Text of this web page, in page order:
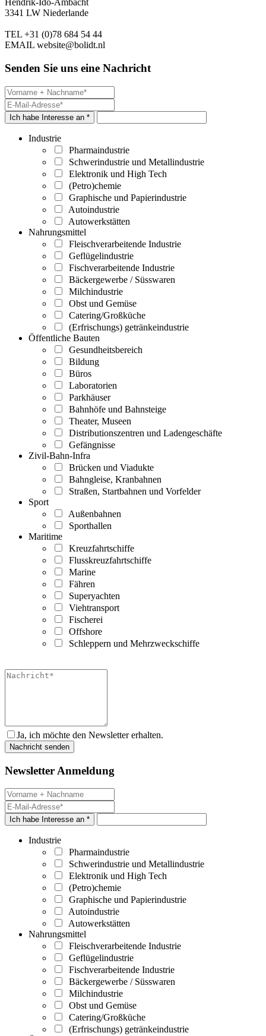
Hendrik-Ido-Ambacht
3341 LW Niederlande
TEL +31 (0)78 684 54 44
EMAIL website@bolidt.nl
Senden Sie uns eine Nachricht
Ich habe Interesse an *
Industrie
Pharmaindustrie
Schwerindustrie und Metallindustrie
Elektronik und High Tech
(Petro)chemie
Graphische und Papierindustrie
Autoindustrie
Autowerkstätten
Nahrungsmittel
Fleischverarbeitende Industrie
Geflügelindustrie
Fischverarbeitende Industrie
Bäckergewerbe / Süsswaren
Milchindustrie
Obst und Gemüse
Catering/Großküche
(Erfrischungs) getränkeindustrie
Öffentliche Bauten
Gesundheitsbereich
Bildung
Büros
Laboratorien
Parkhäuser
Bahnhöfe und Bahnsteige
Theater, Museen
Distributionszentren und Ladengeschäfte
Gefängnisse
Zivil-Bahn-Infra
Brücken und Viadukte
Bahngleise, Kranbahnen
Straßen, Startbahnen und Vorfelder
Sport
Außenbahnen
Sporthallen
Maritime
Kreuzfahrtschiffe
Flusskreuzfahrtschiffe
Marine
Fähren
Superyachten
Viehtransport
Fischerei
Offshore
Schleppern und Mehrzweckschiffe
Ja, ich möchte den Newsletter erhalten.
Newsletter Anmeldung
Ich habe Interesse an *
Industrie
Pharmaindustrie
Schwerindustrie und Metallindustrie
Elektronik und High Tech
(Petro)chemie
Graphische und Papierindustrie
Autoindustrie
Autowerkstätten
Nahrungsmittel
Fleischverarbeitende Industrie
Geflügelindustrie
Fischverarbeitende Industrie
Bäckergewerbe / Süsswaren
Milchindustrie
Obst und Gemüse
Catering/Großküche
(Erfrischungs) getränkeindustrie